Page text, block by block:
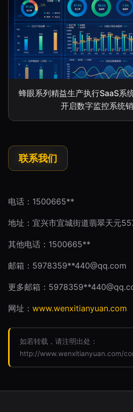
蜂眼系列精益生产执行SaaS系
开启数字监控系统
联系我们
电话：1500665**
地址：宜兴市宜城街道翡翠天元
其他电话：1500665**
邮箱：5978359**440@qq.com
更多邮箱：5978359**
网址： www.wenxitianyuan.com
如若转载，请注明出处：
http://www.wenxitianyuan.com/